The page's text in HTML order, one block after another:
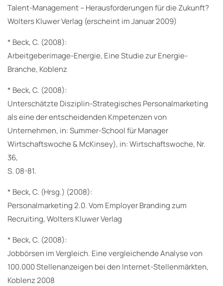
Talent-Management – Herausforderungen für die Zukunft?
Wolters Kluwer Verlag (erscheint im Januar 2009)
* Beck, C. (2008):
Arbeitgeberimage-Energie, Eine Studie zur Energie-
Branche, Koblenz
* Beck, C. (2008):
Unterschätzte Disziplin-Strategisches Personalmarketing
als eine der entscheidenden Kmpetenzen von
Unternehmen, in: Summer-School für Manager
Wirtschaftswoche & McKinsey), in: Wirtschaftswoche, Nr.
36,
S. 08-81.
* Beck, C. (Hrsg.) (2008):
Personalmarketing 2.0. Vom Employer Branding zum
Recruiting, Wolters Kluwer Verlag
* Beck, C. (2008):
Jobbörsen im Vergleich. Eine vergleichende Analyse von
100.000 Stellenanzeigen bei den Internet-Stellenmärkten,
Koblenz 2008